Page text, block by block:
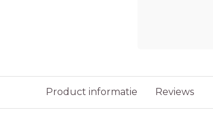
Product informatie Reviews